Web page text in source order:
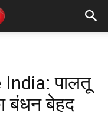
पालतू
बंधन बेहद